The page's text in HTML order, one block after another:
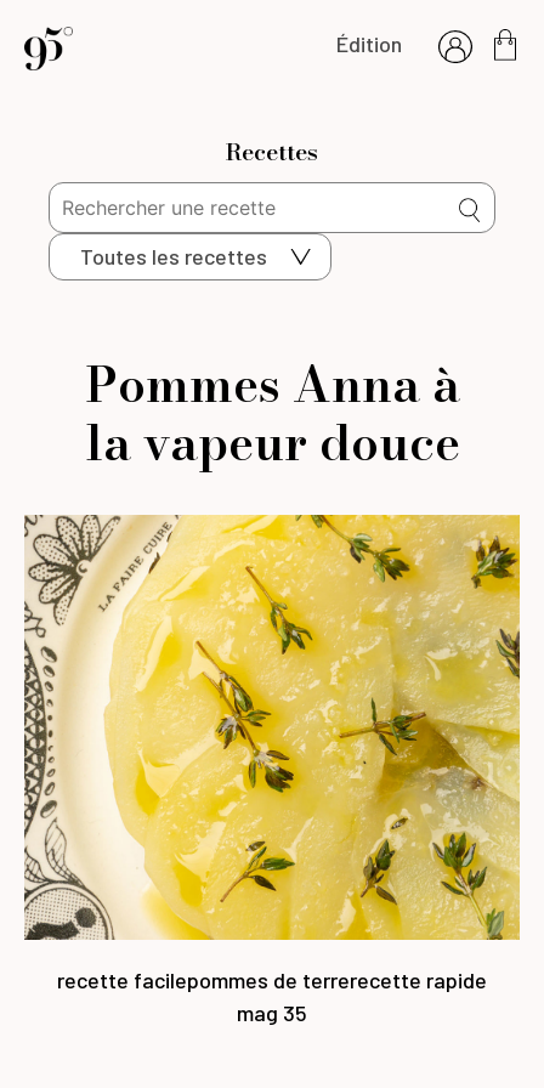
Édition
Recettes
Toutes les recettes
Pommes Anna à
la vapeur douce
recette facilepommes de terrerecette rapide
mag 35